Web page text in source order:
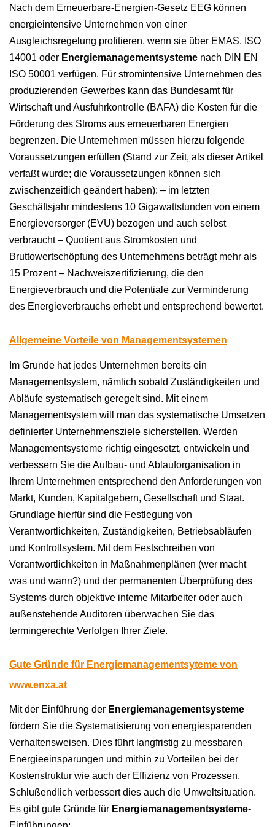
Nach dem Erneuerbare-Energien-Gesetz EEG können
energieintensive Unternehmen von einer
Ausgleichsregelung profitieren, wenn sie über EMAS, ISO
14001 oder Energiemanagementsysteme nach DIN EN
ISO 50001 verfügen. Für stromintensive Unternehmen des
produzierenden Gewerbes kann das Bundesamt für
Wirtschaft und Ausfuhrkontrolle (BAFA) die Kosten für die
Förderung des Stroms aus erneuerbaren Energien
begrenzen. Die Unternehmen müssen hierzu folgende
Voraussetzungen erfüllen (Stand zur Zeit, als dieser Artikel
verfaßt wurde; die Voraussetzungen können sich
zwischenzeitlich geändert haben): – im letzten
Geschäftsjahr mindestens 10 Gigawattstunden von einem
Energieversorger (EVU) bezogen und auch selbst
verbraucht – Quotient aus Stromkosten und
Bruttowertschöpfung des Unternehmens beträgt mehr als
15 Prozent – Nachweiszertifizierung, die den
Energieverbrauch und die Potentiale zur Verminderung
des Energieverbrauchs erhebt und entsprechend bewertet.
Allgemeine Vorteile von Managementsystemen
Im Grunde hat jedes Unternehmen bereits ein
Managementsystem, nämlich sobald Zuständigkeiten und
Abläufe systematisch geregelt sind. Mit einem
Managementsystem will man das systematische Umsetzen
definierter Unternehmensziele sicherstellen. Werden
Managementsysteme richtig eingesetzt, entwickeln und
verbessern Sie die Aufbau- und Ablauforganisation in
Ihrem Unternehmen entsprechend den Anforderungen von
Markt, Kunden, Kapitalgebern, Gesellschaft und Staat.
Grundlage hierfür sind die Festlegung von
Verantwortlichkeiten, Zuständigkeiten, Betriebsabläufen
und Kontrollsystem. Mit dem Festschreiben von
Verantwortlichkeiten in Maßnahmenplänen (wer macht
was und wann?) und der permanenten Überprüfung des
Systems durch objektive interne Mitarbeiter oder auch
außenstehende Auditoren überwachen Sie das
termingerechte Verfolgen Ihrer Ziele.
Gute Gründe für Energiemanagementsyteme von
www.enxa.at
Mit der Einführung der Energiemanagementsysteme
fördern Sie die Systematisierung von energiesparenden
Verhaltensweisen. Dies führt langfristig zu messbaren
Energieeinsparungen und mithin zu Vorteilen bei der
Kostenstruktur wie auch der Effizienz von Prozessen.
Schlußendlich verbessert dies auch die Umweltsituation.
Es gibt gute Gründe für Energiemanagementsysteme-